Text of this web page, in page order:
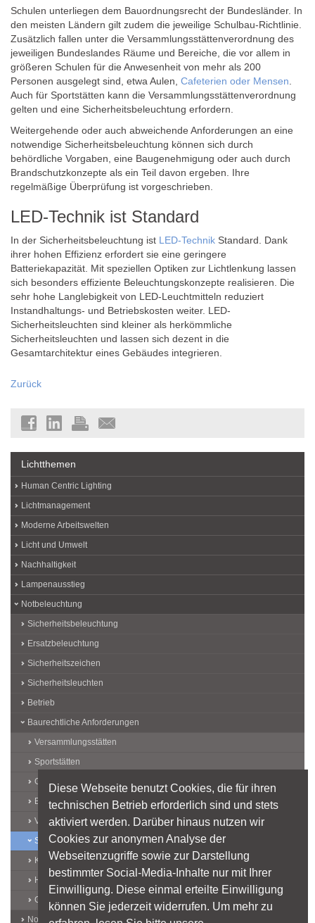
Schulen unterliegen dem Bauordnungsrecht der Bundesländer. In
den meisten Ländern gilt zudem die jeweilige Schulbau-Richtlinie.
Zusätzlich fallen unter die Versammlungsstättenverordnung des
jeweiligen Bundeslandes Räume und Bereiche, die vor allem in
größeren Schulen für die Anwesenheit von mehr als 200
Personen ausgelegt sind, etwa Aulen, Cafeterien oder Mensen
Auch für Sportstätten kann die Versammlungsstättenverordnung
gelten und eine Sicherheitsbeleuchtung erfordern.
Weitergehende oder auch abweichende Anforderungen an eine
notwendige Sicherheitsbeleuchtung können sich durch
behördliche Vorgaben, eine Baugenehmigung oder auch durch
Brandschutzkonzepte als ein Teil davon ergeben. Ihre
regelmäßige Überprüfung ist vorgeschrieben.
LED-Technik ist Standard
In der Sicherheitsbeleuchtung ist LED-Technik Standard. Dank
ihrer hohen Effizienz erfordert sie eine geringere
Batteriekapazität. Mit speziellen Optiken zur Lichtlenkung lassen
sich besonders effiziente Beleuchtungskonzepte realisieren. Die
sehr hohe Langlebigkeit von LED-Leuchtmitteln reduziert
Instandhaltungs- und Betriebskosten weiter. LED-
Sicherheitsleuchten sind kleiner als herkömmliche
Sicherheitsleuchten und lassen sich dezent in die
Gesamtarchitektur eines Gebäudes integrieren.
Zurück
Lichtthemen
Human Centric Lighting
Lichtmanagement
Moderne Arbeitswelten
Licht und Umwelt
Nachhaltigkeit
Lampenausstieg
Notbeleuchtung
Sicherheitsbeleuchtung
Ersatzbeleuchtung
Sicherheitszeichen
Sicherheitsleuchten
Betrieb
Baurechtliche Anforderungen
Versammlungsstätten
Sportstätten
Gaststätten
Beherbergungsstätten
Verkaufsstätten
Schulen
Krankenhäuser
Hochhäuser
Garagen
Normen
Diese Webseite benutzt Cookies, die für ihren
technischen Betrieb erforderlich sind und stets
aktiviert werden. Darüber hinaus nutzen wir
Cookies zur anonymen Analyse der
Webseitenzugriffe sowie zur Darstellung
bestimmter Social-Media-Inhalte nur mit Ihrer
Einwilligung. Diese einmal erteilte Einwilligung
können Sie jederzeit widerrufen. Um mehr zu